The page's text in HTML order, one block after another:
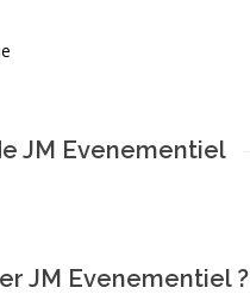
JM Evenementiel
JM Evenementiel ?